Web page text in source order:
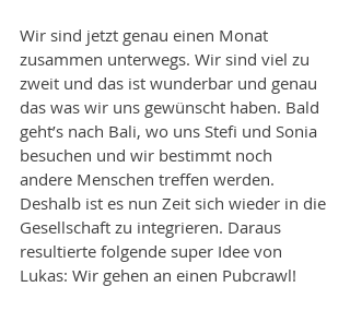
Wir sind jetzt genau einen Monat
zusammen unterwegs. Wir sind viel zu
zweit und das ist wunderbar und genau
das was wir uns gewünscht haben. Bald
geht’s nach Bali, wo uns Stefi und Sonia
besuchen und wir bestimmt noch
andere Menschen treffen werden.
Deshalb ist es nun Zeit sich wieder in die
Gesellschaft zu integrieren. Daraus
resultierte folgende super Idee von
Lukas: Wir gehen an einen Pubcrawl!